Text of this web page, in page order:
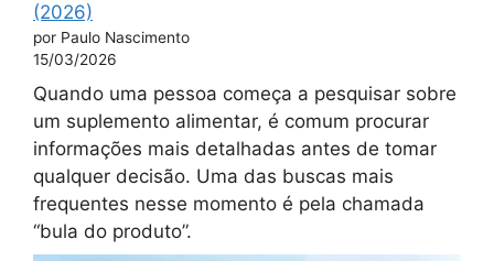
(2026)
por Paulo Nascimento
15/03/2026
Quando uma pessoa começa a pesquisar sobre
um suplemento alimentar, é comum procurar
informações mais detalhadas antes de tomar
qualquer decisão. Uma das buscas mais
frequentes nesse momento é pela chamada
“bula do produto”.